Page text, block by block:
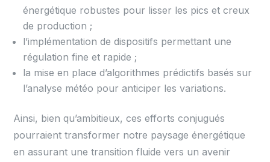
énergétique robustes pour lisser les pics et creux
de production ;
l’implémentation de dispositifs permettant une
régulation fine et rapide ;
la mise en place d’algorithmes prédictifs basés sur
l’analyse météo pour anticiper les variations.
Ainsi, bien qu’ambitieux, ces efforts conjugués
pourraient transformer notre paysage énergétique
en assurant une transition fluide vers un avenir